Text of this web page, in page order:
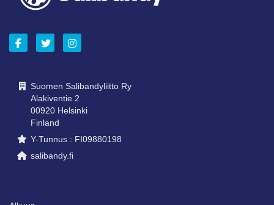
Suomen Salibandyliitto Ry
Alakiventie 2
00920 Helsinki
Finland
Y-Tunnus : FI09880198
salibandy.fi